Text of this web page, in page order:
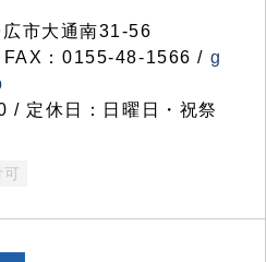
市大通南31-56
：0155-48-1566 / g
/ 定休日：日曜日・祝祭
可